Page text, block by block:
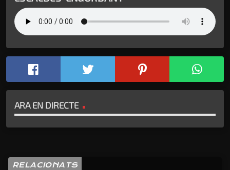
ARA EN DIRECTE
RELACIONATS